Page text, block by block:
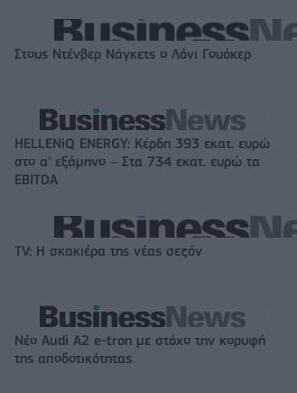
Στους Ντένβερ Νάγκετς ο Λόνι Γουόκερ
HELLENiQ ENERGY: Κέρδη 393 εκατ. ευρώ
στο α' εξάμηνο – Στα 734 εκατ. ευρώ τα
EBITDA
TV: Η σκακιέρα της νέας σεζόν
Νέο Audi A2 e-tron με στόχο την κορυφή
της αποδοτικότητας